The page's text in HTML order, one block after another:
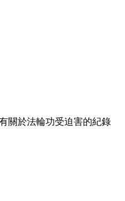
關於法輪功受迫害的紀錄